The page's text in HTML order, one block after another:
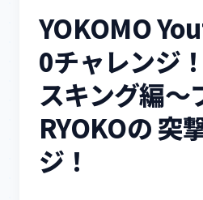
YOKOMO
0チャレンジ
スキング編～
RYOKOの 突
ジ！